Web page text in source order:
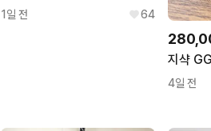
1일 전 64
4일 전